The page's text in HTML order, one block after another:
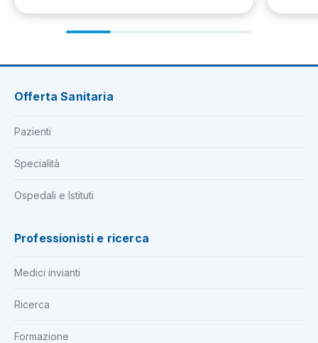
Offerta Sanitaria
Pazienti
Specialità
Ospedali e Istituti
Professionisti e ricerca
Medici invianti
Ricerca
Formazione